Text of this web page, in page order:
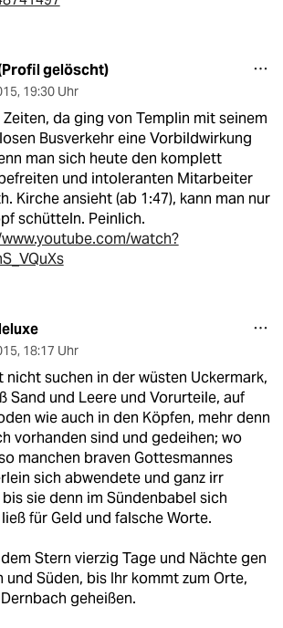
gelöscht)
, 19:30 Uhr
Zeiten, da ging von Templin mit seinem
Busverkehr eine Vorbildwirkung
man sich heute den komplett
und intoleranten Mitarbeiter
Kirche ansieht (ab 1:47), kann man nur
schütteln. Peinlich.
watch?
, 18:17 Uhr
nicht suchen in der wüsten Uckermark,
Sand und Leere und Vorurteile, auf
wie auch in den Köpfen, mehr denn
vorhanden sind und gedeihen; wo
manchen braven Gottesmannes
sich abwendete und ganz irr
sie denn im Sündenbabel sich
für Geld und falsche Worte.
Stern vierzig Tage und Nächte gen
und Süden, bis Ihr kommt zum Orte,
geheißen.